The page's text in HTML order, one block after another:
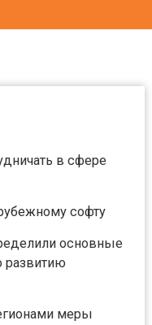
в сфере
софту
основные
развитию
меры